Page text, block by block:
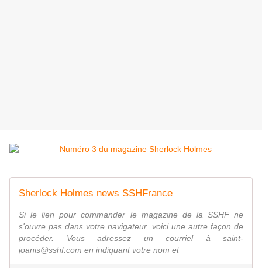
Sherlock Holmes news SSHFrance
Si le lien pour commander le magazine de la SSHF ne
s'ouvre pas dans votre navigateur, voici une autre façon de
procéder. Vous adressez un courriel à saint-
joanis@sshf.com en indiquant votre nom et